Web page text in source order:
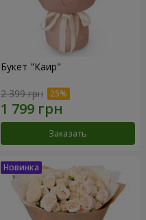
Букет "Каир"
2 399 грн
Заказать